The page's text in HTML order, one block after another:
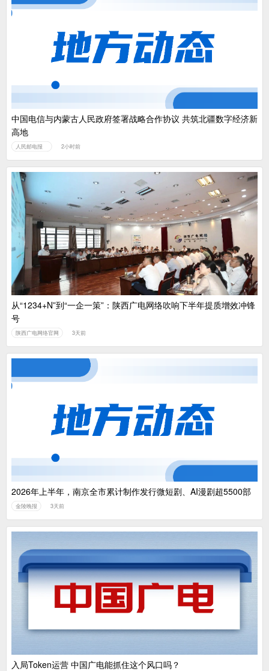
中国电信与内蒙古人民政府签署战略合作协议 共筑北疆数字经济新
高地
人民邮电报 2小时前
从“1234+N”到“一企一策”：陕西广电网络吹响下半年提质增效冲锋
号
陕西广电网络官网 3天前
2026年上半年，南京全市累计制作发行微短剧、AI漫剧超5500部
金陵晚报 3天前
入局Token运营 中国广电能抓住这个风口吗？